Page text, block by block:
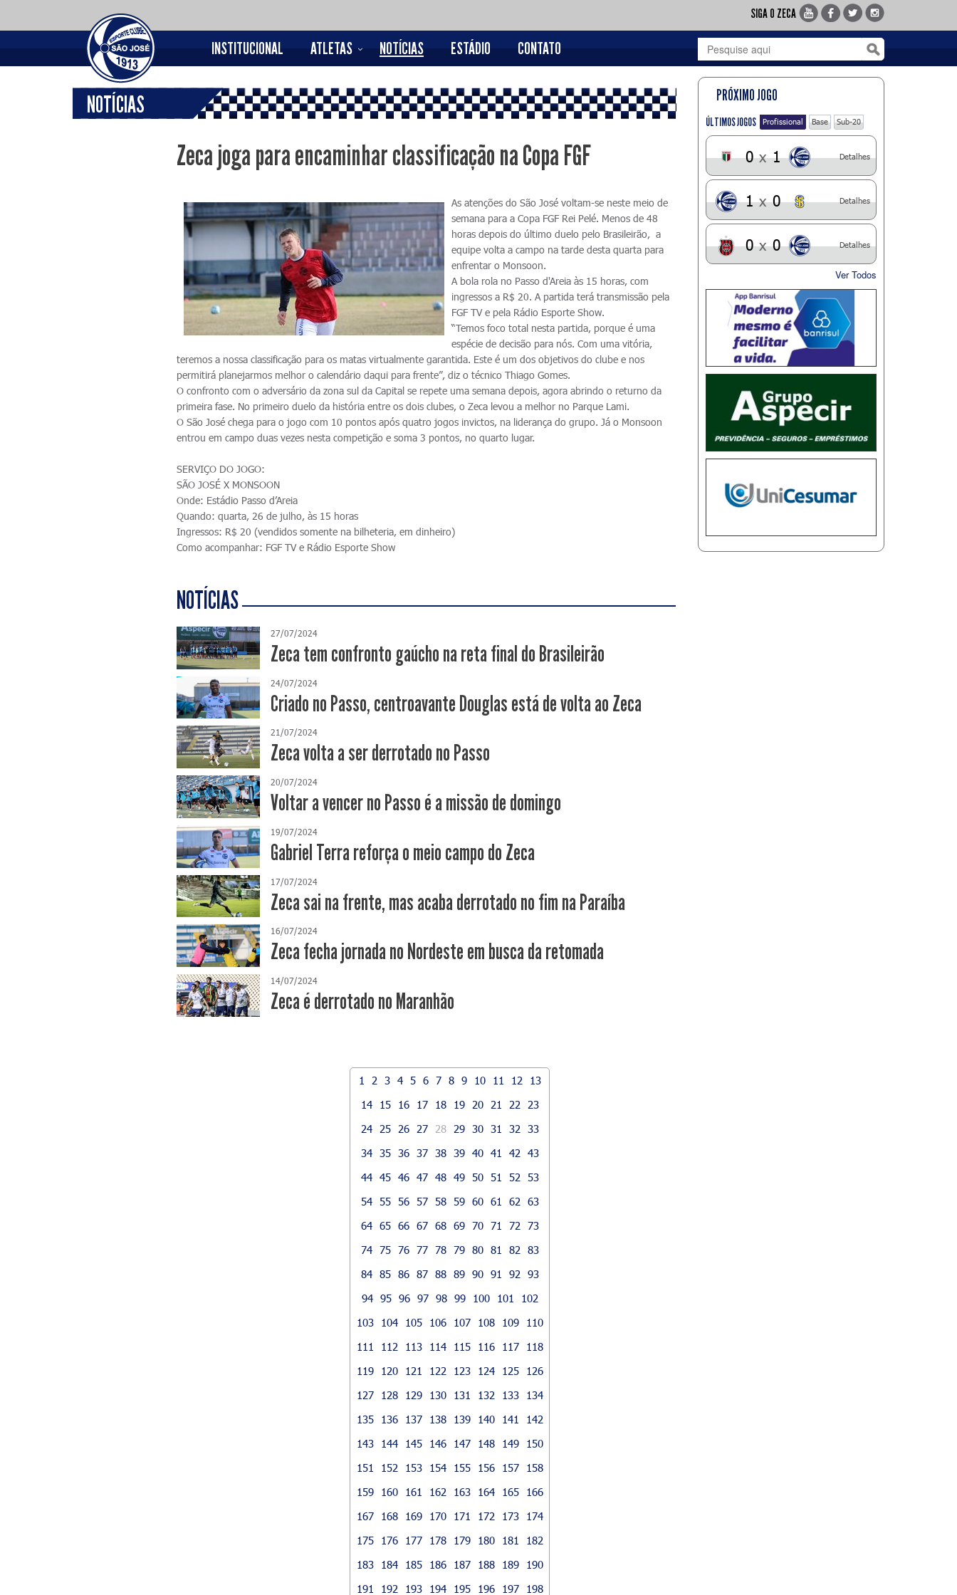
SIGA O ZECA
INSTITUCIONAL ATLETAS NOTÍCIAS ESTÁDIO CONTATO
NOTÍCIAS
Zeca joga para encaminhar classificação na Copa FGF
As atenções do São José voltam-se neste meio de
semana para a Copa FGF Rei Pelé. Menos de 48
horas depois do último duelo pelo Brasileirão, a
equipe volta a campo na tarde desta quarta para
enfrentar o Monsoon.
A bola rola no Passo d'Areia às 15 horas, com
ingressos a R$ 20. A partida terá transmissão pela
FGF TV e pela Rádio Esporte Show.
“Temos foco total nesta partida, porque é uma
espécie de decisão para nós. Com uma vitória,
teremos a nossa classificação para os matas virtualmente garantida. Este é um dos objetivos do clube e nos
permitirá planejarmos melhor o calendário daqui para frente”, diz o técnico Thiago Gomes.
O confronto com o adversário da zona sul da Capital se repete uma semana depois, agora abrindo o returno da
primeira fase. No primeiro duelo da história entre os dois clubes, o Zeca levou a melhor no Parque Lami.
O São José chega para o jogo com 10 pontos após quatro jogos invictos, na liderança do grupo. Já o Monsoon
entrou em campo duas vezes nesta competição e soma 3 pontos, no quarto lugar.
SERVIÇO DO JOGO:
SÃO JOSÉ X MONSOON
Onde: Estádio Passo d’Areia
Quando: quarta, 26 de julho, às 15 horas
Ingressos: R$ 20 (vendidos somente na bilheteria, em dinheiro)
Como acompanhar: FGF TV e Rádio Esporte Show
NOTÍCIAS
27/07/2024
Zeca tem confronto gaúcho na reta final do Brasileirão
24/07/2024
Criado no Passo, centroavante Douglas está de volta ao Zeca
21/07/2024
Zeca volta a ser derrotado no Passo
20/07/2024
Voltar a vencer no Passo é a missão de domingo
19/07/2024
Gabriel Terra reforça o meio campo do Zeca
17/07/2024
Zeca sai na frente, mas acaba derrotado no fim na Paraíba
16/07/2024
Zeca fecha jornada no Nordeste em busca da retomada
14/07/2024
Zeca é derrotado no Maranhão
1 2 3 4 5 6 7 8 9 10 11 12
13
14
15 16 17 18 19 20 21 22
23
24
25 26 27 28 29 30 31 32
33
34 35 36 37 38 39 40 41 42
43
44 45 46 47 48 49 50 51 52
53
54 55 56 57 58 59 60 61 62
63
64 65 66 67 68 69 70 71 72
73
74 75 76 77 78 79 80 81 82
83
84 85 86 87 88 89 90 91 92
93
94 95 96 97 98 99 100 101
102
103
104 105 106 107 108 109
110
111
112 113 114 115 116 117
118
119
120 121 122 123 124 125
126
127
128 129 130 131 132 133
134
135
136 137 138 139 140 141
142
143
144 145 146 147 148 149
150
151
152 153 154 155 156 157
158
159
160 161 162 163 164 165
166
167
168 169 170 171 172 173
174
175
176 177 178 179 180 181
182
183
184 185 186 187 188 189
190
191
192 193 194 195 196 197
198
PRÓXIMO JOGO
ÚLTIMOS JOGOS Profissional Base Sub-20
0 x 1 Detalhes
1 x 0 Detalhes
0 x 0 Detalhes
Ver Todos